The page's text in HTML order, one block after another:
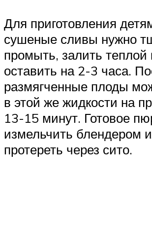
Для приготовления
сушеные сливы нужно
промыть, залить теплой
оставить на 2-3 часа.
размягченные плоды
в этой же жидкости на
13-15 минут. Готовое
измельчить блендером
протереть через сито.